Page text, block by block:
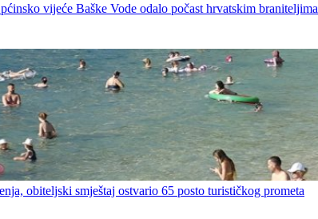
vijeće Baške Vode odalo počast hrvatskim braniteljima
obiteljski smještaj ostvario 65 posto turističkog prometa